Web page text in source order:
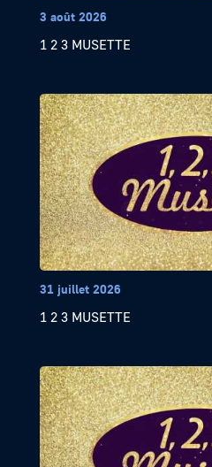
3 août 2026
1 2 3 MUSETTE
31 juillet 2026
1 2 3 MUSETTE